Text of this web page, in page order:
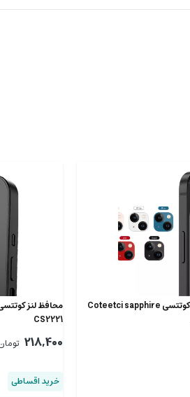
محافظ لنز دوربین آیفون 14 کوتتسی Coteetci sapphire
CS2221
218,400
خرید اقساطی